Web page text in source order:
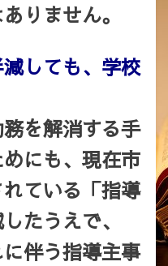
りません。
しても、学校
を解消する手
にも、現在市
ている「指導
たうえで、
に伴う指導主事